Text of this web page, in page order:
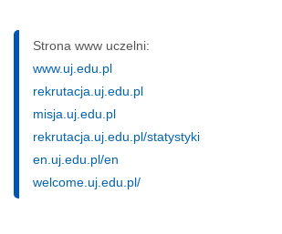
Strona www uczelni:
www.uj.edu.pl
rekrutacja.uj.edu.pl
misja.uj.edu.pl
rekrutacja.uj.edu.pl/statystyki
en.uj.edu.pl/en
welcome.uj.edu.pl/